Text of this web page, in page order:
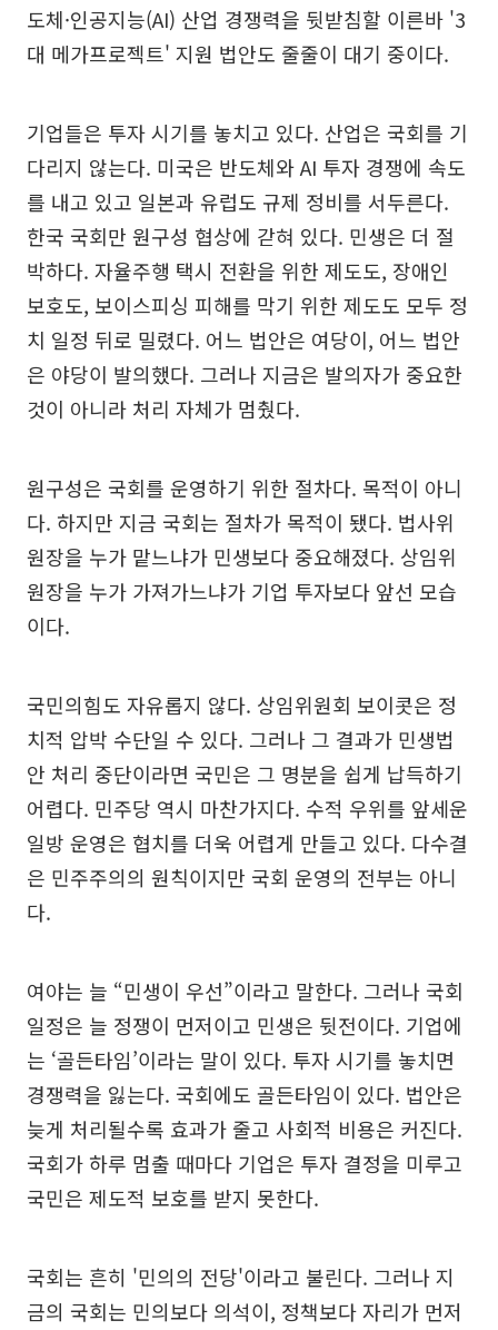
도체·인공지능(AI) 산업 경쟁력을 뒷받침할 이른바 '3
대 메가프로젝트' 지원 법안도 줄줄이 대기 중이다.
기업들은 투자 시기를 놓치고 있다. 산업은 국회를 기
다리지 않는다. 미국은 반도체와 AI 투자 경쟁에 속도
를 내고 있고 일본과 유럽도 규제 정비를 서두른다.
한국 국회만 원구성 협상에 갇혀 있다. 민생은 더 절
박하다. 자율주행 택시 전환을 위한 제도도, 장애인
보호도, 보이스피싱 피해를 막기 위한 제도도 모두 정
치 일정 뒤로 밀렸다. 어느 법안은 여당이, 어느 법안
은 야당이 발의했다. 그러나 지금은 발의자가 중요한
것이 아니라 처리 자체가 멈췄다.
원구성은 국회를 운영하기 위한 절차다. 목적이 아니
다. 하지만 지금 국회는 절차가 목적이 됐다. 법사위
원장을 누가 맡느냐가 민생보다 중요해졌다. 상임위
원장을 누가 가져가느냐가 기업 투자보다 앞선 모습
이다.
국민의힘도 자유롭지 않다. 상임위원회 보이콧은 정
치적 압박 수단일 수 있다. 그러나 그 결과가 민생법
안 처리 중단이라면 국민은 그 명분을 쉽게 납득하기
어렵다. 민주당 역시 마찬가지다. 수적 우위를 앞세운
일방 운영은 협치를 더욱 어렵게 만들고 있다. 다수결
은 민주주의의 원칙이지만 국회 운영의 전부는 아니
다.
여야는 늘 “민생이 우선”이라고 말한다. 그러나 국회
일정은 늘 정쟁이 먼저이고 민생은 뒷전이다. 기업에
는 ‘골든타임’이라는 말이 있다. 투자 시기를 놓치면
경쟁력을 잃는다. 국회에도 골든타임이 있다. 법안은
늦게 처리될수록 효과가 줄고 사회적 비용은 커진다.
국회가 하루 멈출 때마다 기업은 투자 결정을 미루고
국민은 제도적 보호를 받지 못한다.
국회는 흔히 '민의의 전당'이라고 불린다. 그러나 지
금의 국회는 민의보다 의석이, 정책보다 자리가 먼저